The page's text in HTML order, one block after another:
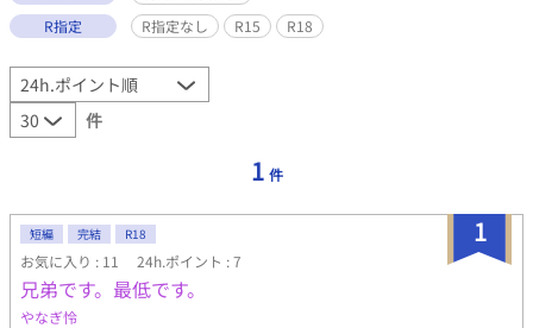
R指定
R指定なし R15 R18
件
1 件
1
短編 完結 R18
お気に入り : 11 24h.ポイント : 7
兄弟です。最低です。
やなぎ怜